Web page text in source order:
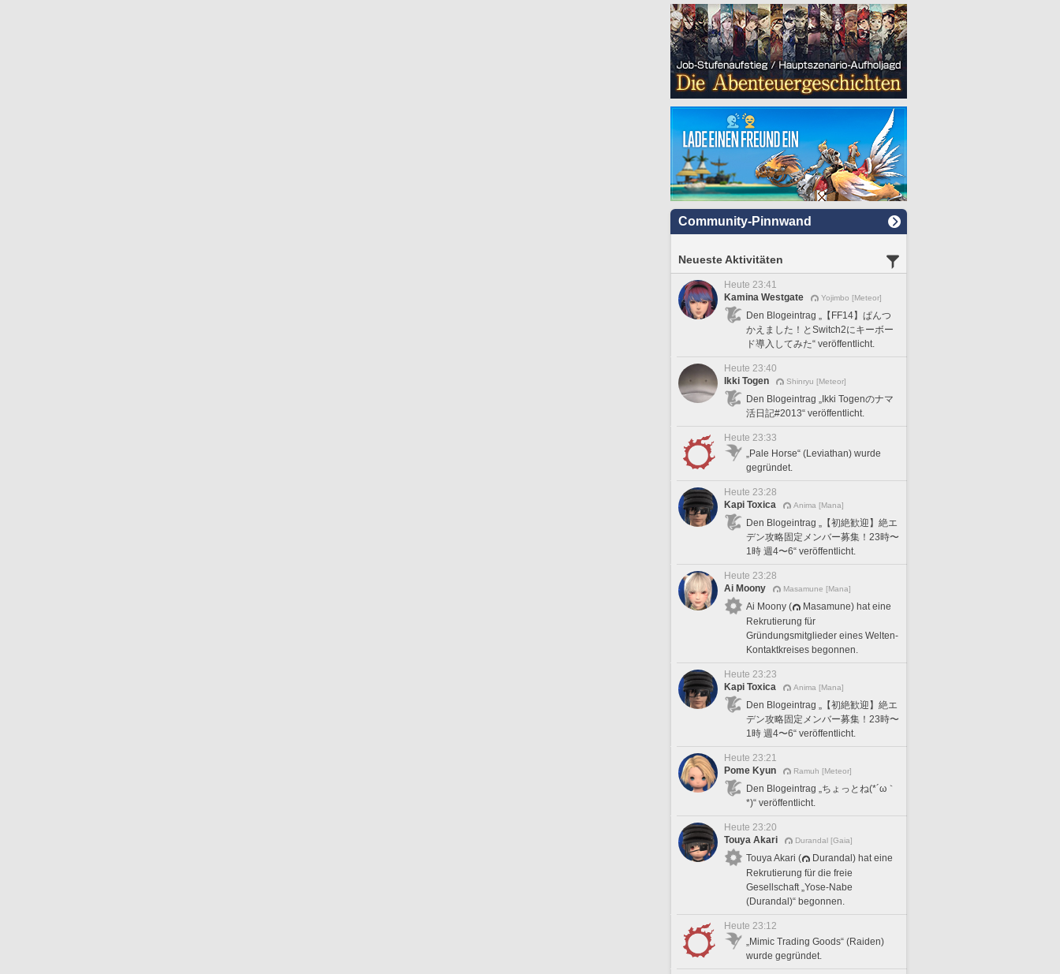
Community-Pinnwand
Neueste Aktivitäten
Heute 23:41
Kamina Westgate
Yojimbo [Meteor]
Den Blogeintrag „【FF14】ぱんつ
かえました！とSwitch2にキーボー
ド導入してみた“ veröffentlicht.
Heute 23:40
Ikki Togen
Shinryu [Meteor]
Den Blogeintrag „Ikki Togenのナマ
活日記#2013“ veröffentlicht.
Heute 23:33
„Pale Horse“ (Leviathan) wurde
gegründet.
Heute 23:28
Kapi Toxica
Anima [Mana]
Den Blogeintrag „【初絶歓迎】絶エ
デン攻略固定メンバー募集！23時〜
1時 週4〜6“ veröffentlicht.
Heute 23:28
Ai Moony
Masamune [Mana]
Ai Moony (
Masamune) hat eine
Rekrutierung für
Gründungsmitglieder eines Welten-
Kontaktkreises begonnen.
Heute 23:23
Kapi Toxica
Anima [Mana]
Den Blogeintrag „【初絶歓迎】絶エ
デン攻略固定メンバー募集！23時〜
1時 週4〜6“ veröffentlicht.
Heute 23:21
Pome Kyun
Ramuh [Meteor]
Den Blogeintrag „ちょっとね(*´ω｀
*)“ veröffentlicht.
Heute 23:20
Touya Akari
Durandal [Gaia]
Touya Akari (
Durandal) hat eine
Rekrutierung für die freie
Gesellschaft „Yose-Nabe
(Durandal)“ begonnen.
Heute 23:12
„Mimic Trading Goods“ (Raiden)
wurde gegründet.